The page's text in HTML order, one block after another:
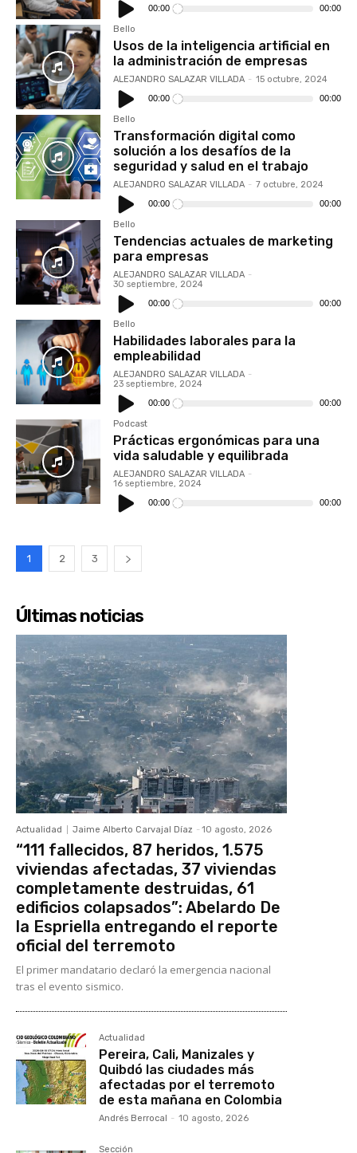
de
audio
00:00 00:00
Bello
Usos de la inteligencia artificial en
la administración de empresas
ALEJANDRO SALAZAR VILLADA - 15 octubre, 2024
Reproductor
de
audio
00:00 00:00
Bello
Transformación digital como
solución a los desafíos de la
seguridad y salud en el trabajo
ALEJANDRO SALAZAR VILLADA - 7 octubre, 2024
Reproductor
de
audio
00:00 00:00
Bello
Tendencias actuales de marketing
para empresas
ALEJANDRO SALAZAR VILLADA -
30 septiembre, 2024
Reproductor
de
audio
00:00 00:00
Bello
Habilidades laborales para la
empleabilidad
ALEJANDRO SALAZAR VILLADA -
23 septiembre, 2024
Reproductor
de
audio
00:00 00:00
Podcast
Prácticas ergonómicas para una
vida saludable y equilibrada
ALEJANDRO SALAZAR VILLADA -
16 septiembre, 2024
Reproductor
de
audio
00:00 00:00
1 2 3
Últimas noticias
Actualidad Jaime Alberto Carvajal Díaz - 10 agosto, 2026
“111 fallecidos, 87 heridos, 1.575
viviendas afectadas, 37 viviendas
completamente destruidas, 61
edificios colapsados”: Abelardo De
la Espriella entregando el reporte
oficial del terremoto
El primer mandatario declaró la emergencia nacional
tras el evento sismico.
Actualidad
Pereira, Cali, Manizales y
Quibdó las ciudades más
afectadas por el terremoto
de esta mañana en Colombia
Andrés Berrocal - 10 agosto, 2026
Sección